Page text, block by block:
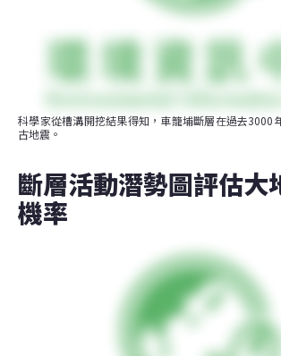
科學家從槽溝開挖結果得知，車籠埔斷層在過去3000
古地震。
斷層活動潛勢圖評估大
機率